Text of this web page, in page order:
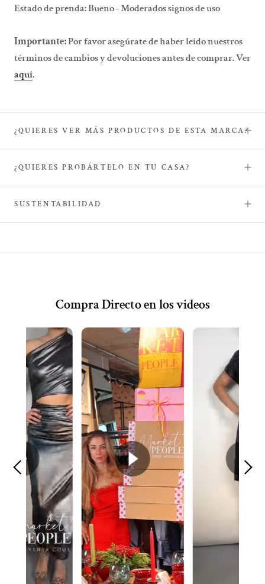
Estado de prenda: Bueno - Moderados signos de uso
Importante:Por favor asegúrate de haber leído nuestros
términos de cambios y devoluciones antes de comprar. Ver
aquí.
¿QUIERES VER MÁS PRODUCTOS DE ESTA MARCA?
¿QUIERES PROBÁRTELO EN TU CASA?
SUSTENTABILIDAD